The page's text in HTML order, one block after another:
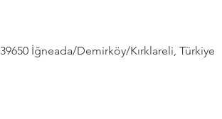
İğneada/Demirköy/Kırklareli, Türkiye